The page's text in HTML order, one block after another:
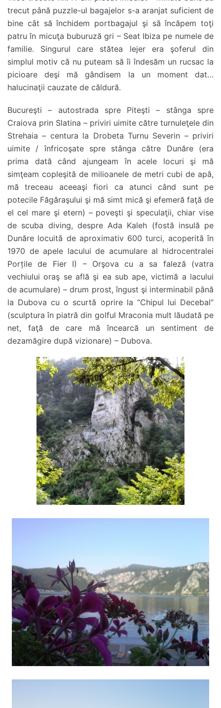
trecut până puzzle-ul bagajelor s-a aranjat suficient de
bine cât să închidem portbagajul şi să încăpem toţi
patru în micuţa buburuză gri – Seat Ibiza pe numele de
familie. Singurul care stătea lejer era şoferul din
simplul motiv că nu puteam să îi îndesăm un rucsac la
picioare deşi mă gândisem la un moment dat…
halucinaţii cauzate de căldură.
Bucureşti – autostrada spre Piteşti – stânga spre
Craiova prin Slatina – priviri uimite către turnuleţele din
Strehaia – centura la Drobeta Turnu Severin – priviri
uimite / înfricoşate spre stânga către Dunăre (era
prima dată când ajungeam în acele locuri şi mă
simţeam copleşită de milioanele de metri cubi de apă,
mă treceau aceeaşi fiori ca atunci când sunt pe
potecile Făgăraşului şi mă simt mică şi efemeră faţă de
el cel mare şi etern) – poveşti şi speculaţii, chiar vise
de scuba diving, despre Ada Kaleh (fostă insulă pe
Dunăre locuită de aproximativ 600 turci, acoperită în
1970 de apele lacului de acumulare al hidrocentralei
Porțile de Fier I) – Orşova cu a sa faleză (vatra
vechiului oraş se află şi ea sub ape, victimă a lacului
de acumulare) – drum prost, îngust şi interminabil până
la Dubova cu o scurtă oprire la “Chipul lui Decebal”
(sculptura în piatră din golful Mraconia mult lăudată pe
net, faţă de care mă încearcă un sentiment de
dezamăgire după vizionare) – Dubova.